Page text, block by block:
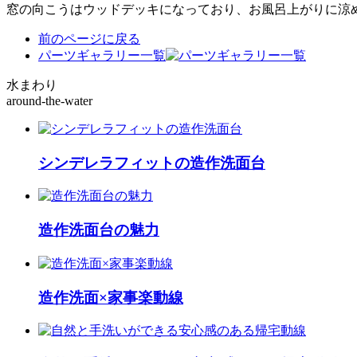
窓の向こうはウッドデッキになっており、お風呂上がりに涼
前のページに戻る
パーツギャラリー一覧
水まわり
around-the-water
シンデレラフィットの造作洗面台
造作洗面台の魅力
造作洗面×家事楽動線